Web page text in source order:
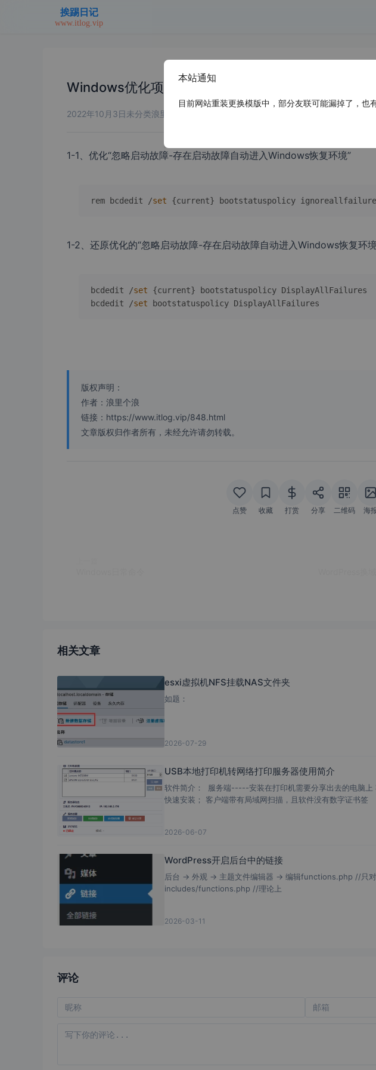
Windows优化项目记录
2022年10月3日未分类浪里个浪
1-1、优化“忽略启动故障-存在启动故障自动进入Windows恢复环境”
rem bcdedit /set {current} bootstatuspolicy
1-2、还原优化的“忽略启动故障-存在启动故障自动进入Windows恢复环
bcdedit /set {current} bootstatuspolicy DisplayAllFailures
bcdedit /set bootstatuspolicy DisplayAllFailures
版权声明：
作者：浪里个浪
链接：https://www.itlog.vip/848.html
文章版权归作者所有，未经允许请勿转载。
点赞 收藏 打赏 分享 二维码 海
相关文章
esxi虚拟机NFS挂载NAS文件夹
如题：
2026-07-29
USB本地打印机转网络打印服务器使用简介
软件简介： 服务端-----安装在打印机需要分享出去的电脑
快速安装； 客户端带有局域网扫描，且软件没有数字证书签
2026-06-07
WordPress开启后台中的链接
后台 → 外观 → 主题文件编辑器 → 编辑functions.php //只
includes/functions.php //理论上
2026-03-11
评论
本站通知
目前网站重装更换模版中，部分友联可能漏掉了，